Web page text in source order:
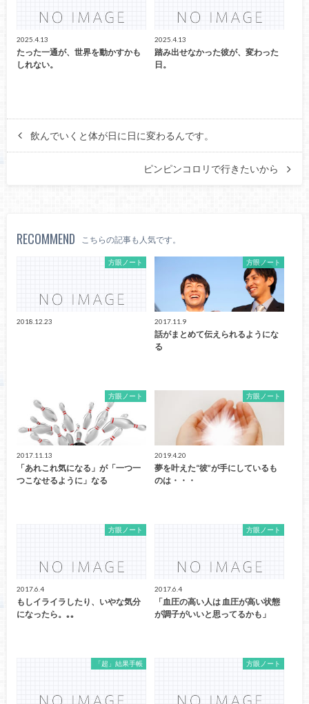
2025.4.13
たった一通が、世界を動かすかも
しれない。
2025.4.13
踏み出せなかった彼が、変わった
日。
飲んでいくと体が日に日に変わるんです。
ピンピンコロリで行きたいから
RECOMMEND こちらの記事も人気です。
方眼ノート
2018.12.23
方眼ノート
2017.11.9
話がまとめて伝えられるようにな
る
方眼ノート
2017.11.13
「あれこれ気になる」が「一つ一
つこなせるように」なる
方眼ノート
2019.4.20
夢を叶えた“彼”が手にしているも
のは・・・
方眼ノート
2017.6.4
もしイライラしたり、いやな気分
になったら。｡｡
方眼ノート
2017.6.4
「血圧の高い人は 血圧が高い状態
が調子がいいと思ってるかも」
「超」結果手帳 方眼ノート